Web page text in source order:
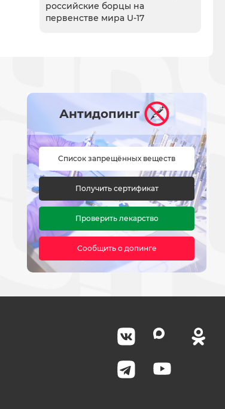
российские борцы на
первенстве мира U-17
Антидопинг
Список запрещённых веществ
Получить сертификат
Проверить лекарство
Сообщить о допинге